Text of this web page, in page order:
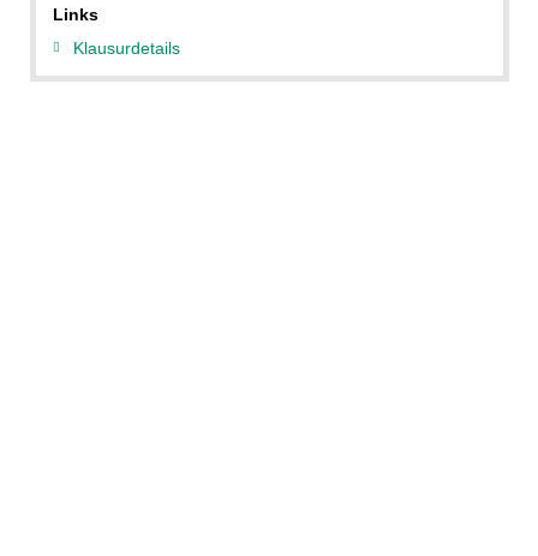
Links
Klausurdetails